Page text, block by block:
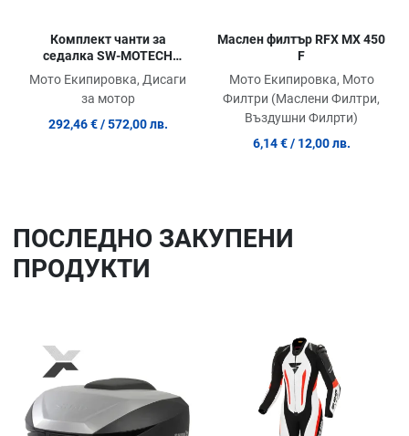
Комплект чанти за
седалка SW-MOTECH
BLAZE H SADDLEBAG SET
SCRAMBLER 803 ABS 23
Мото Екипировка, Дисаги
за мотор
292,46 € / 572,00 лв.
Маслен филтър RFX MX 450
F
Мото Екипировка, Мото
Филтри (Маслени Филтри,
Въздушни Филрти)
6,14 € / 12,00 лв.
ПОСЛЕДНO ЗАКУПЕНИ
ПРОДУКТИ
Сравни продукт
Quick View